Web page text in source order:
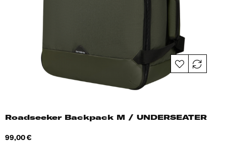
Roadseeker Backpack M / UNDERSEATER
Hind
99,00 €